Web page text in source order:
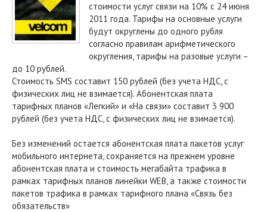
стоимости услуг связи на 10% с 24 июня
2011 года. Тарифы на основные услуги
будут округлены до одного рубля
согласно правилам арифметического
округления, тарифы на разовые услуги –
до 10 рублей.
Стоимость SMS составит 150 рублей (без учета НДС, с
физических лиц не взимается). Абонентская плата
тарифных планов «Легкий» и «На связи» составит 3 900
рублей (без учета НДС, с физических лиц не взимается).
Без изменений остается абонентская плата пакетов услуг
мобильного интернета, сохраняется на прежнем уровне
абонентская плата и стоимость мегабайта трафика в
рамках тарифных планов линейки WEB, а также стоимости
пакетов трафика в рамках тарифного плана «Связь без
обязательств»